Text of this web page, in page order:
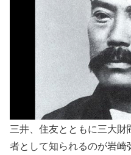
三井、住友とともに三大
者として知られるのが岩崎